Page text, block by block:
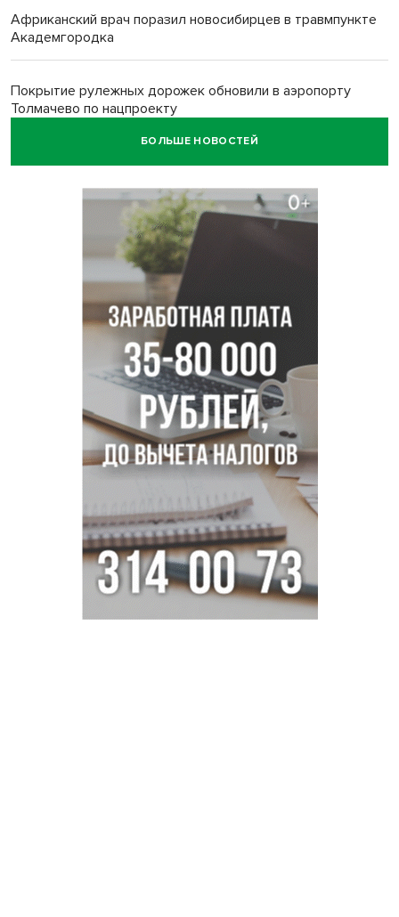
Африканский врач поразил новосибирцев в травмпункте
Академгородка
Покрытие рулежных дорожек обновили в аэропорту
Толмачево по нацпроекту
БОЛЬШЕ НОВОСТЕЙ